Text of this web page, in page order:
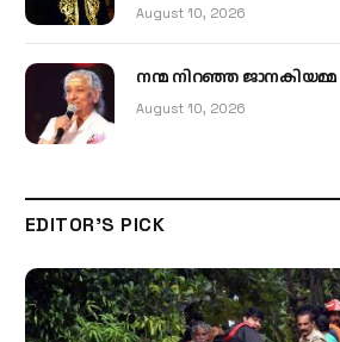
August 10, 2026
നന്മ നിറഞ്ഞ ജാനകിയമ്മ
August 10, 2026
EDITOR'S PICK